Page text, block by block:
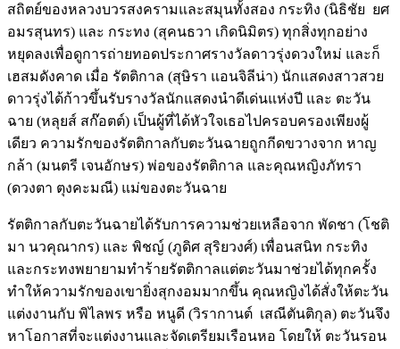
สถิตย์ของหลวงบวรสงครามและสมุนทั้งสอง กระทิง (นิธิชัย ยศ
อมรสุนทร) และ กระทง (สุคนธวา เกิดนิมิตร) ทุกสิ่งทุกอย่าง
หยุดลงเพื่อดูการถ่ายทอดประกาศรางวัลดาวรุ่งดวงใหม่ และก็
เฮสมดังคาด เมื่อ รัตติกาล (สุษิรา แอนจิลีน่า) นักแสดงสาวสวย
ดาวรุ่งได้ก้าวขึ้นรับรางวัลนักแสดงนำดีเด่นแห่งปี และ ตะวัน
ฉาย (หลุยส์ สก๊อตต์) เป็นผู้ที่ได้หัวใจเธอไปครอบครองเพียงผู้
เดียว ความรักของรัตติกาลกับตะวันฉายถูกกีดขวางจาก หาญ
กล้า (มนตรี เจนอักษร) พ่อของรัตติกาล และคุณหญิงภัทรา
(ดวงตา ตุงคะมณี) แม่ของตะวันฉาย
รัตติกาลกับตะวันฉายได้รับการความช่วยเหลือจาก พัดชา (โชติ
มา นวคุณากร) และ พิชญ์ (ภูดิศ สุริยวงศ์) เพื่อนสนิท กระทิง
และกระทงพยายามทำร้ายรัตติกาลแต่ตะวันมาช่วยได้ทุกครั้ง
ทำให้ความรักของเขายิ่งสุกงอมมากขึ้น คุณหญิงได้สั่งให้ตะวัน
แต่งงานกับ พิไลพร หรือ หนูดี (วิรากานต์ เสณีตันติกุล) ตะวันจึง
หาโอกาสที่จะแต่งงานและจัดเตรียมเรือนหอ โดยให้ ตะวันรอน